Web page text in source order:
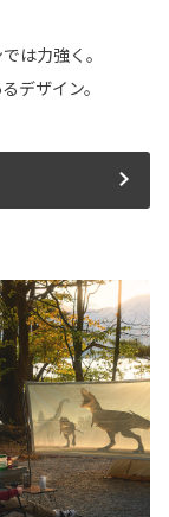
は力強く。
デザイン。